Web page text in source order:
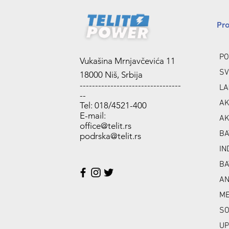
Vukašina Mrnjavčevića 11
18000 Niš, Srbija
---------------------------------
--
Tel: 018/4521-400
E-mail:
office@telit.rs
podrska@telit.rs